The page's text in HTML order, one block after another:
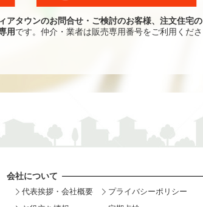
アタウンのお問合せ・ご検討のお客様、注文住宅の
用です。仲介・業者は販売専用番号をご利用くださ
会社について
代表挨拶・会社概要
プライバシーポリシー